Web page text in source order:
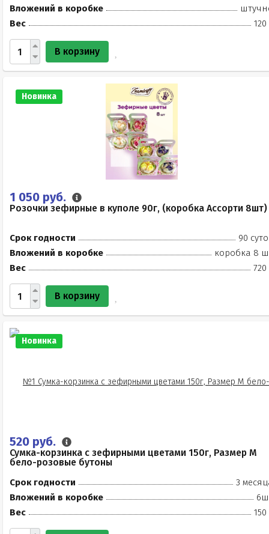
Вложений в коробке
Вес
120
В корзину
Новинка
1 050 руб.
Розочки зефирные в куполе 90г, (коробка Ассорти 8шт)
Срок годности
90
Вложений в коробке
коробка 8
Вес
720
В корзину
Новинка
520 руб.
Сумка-корзинка с зефирными цветами 150г, Размер М
бело-розовые бутоны
Срок годности
3
Вложений в коробке
Вес
150